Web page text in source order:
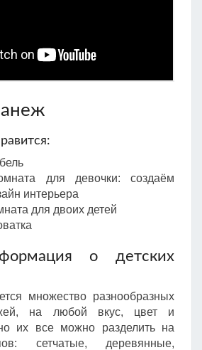
для девочки: создаём
интерьера
для двоих детей
о детских
множество разнообразных
на любой вкус, цвет и
их все можно разделить на
сетчатые, деревянные,